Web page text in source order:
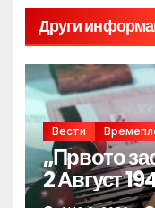
Други
Вести
„Првото
2 Август